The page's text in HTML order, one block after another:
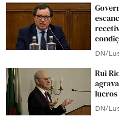
DN/
Rui
lucros
DN/